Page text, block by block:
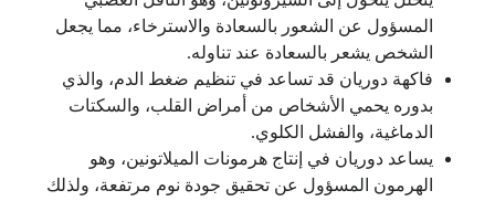
المسؤول عن الشعور بالسعادة والاسترخاء، مما يجعل
الشخص يشعر بالسعادة عند تناوله.
فاكهة دوريان قد تساعد في تنظيم ضغط الدم، والذي
بدوره يحمي الأشخاص من أمراض القلب، والسكتات
الدماغية، والفشل الكلوي.
يساعد دوريان في إنتاج هرمونات الميلاتونين، وهو
الهرمون المسؤول عن تحقيق جودة نوم مرتفعة، ولذلك